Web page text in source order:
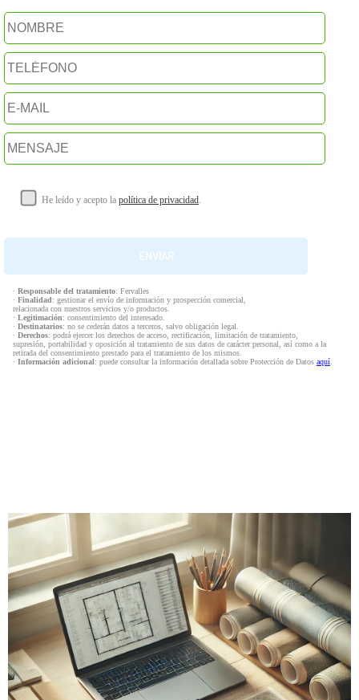
He leído y acepto la política de privacidad.
· Responsable del tratamiento: Fervalles
· Finalidad: gestionar el envío de información y prospección comercial,
relacionada con nuestros servicios y/o productos.
· Legitimación: consentimiento del interesado.
· Destinatarios: no se cederán datos a terceros, salvo obligación legal.
· Derechos: podrá ejercer los derechos de acceso, rectificación, limitación de tratamiento,
supresión, portabilidad y oposición al tratamiento de sus datos de carácter personal, así como a la
retirada del consentimiento prestado para el tratamiento de los mismos.
· Información adicional: puede consultar la información detallada sobre Protección de Datos aquí.